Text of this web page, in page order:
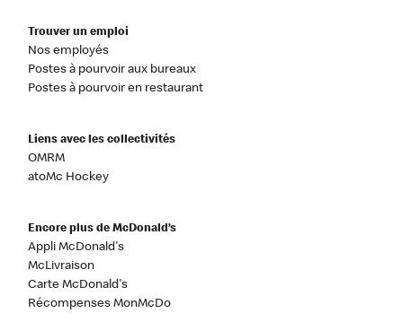
Trouver un emploi
Nos employés
Postes à pourvoir aux bureaux
Postes à pourvoir en restaurant
Liens avec les collectivités
OMRM
atoMc Hockey
Encore plus de McDonald’s
Appli McDonald's
McLivraison
Carte McDonald's
Récompenses MonMcDo